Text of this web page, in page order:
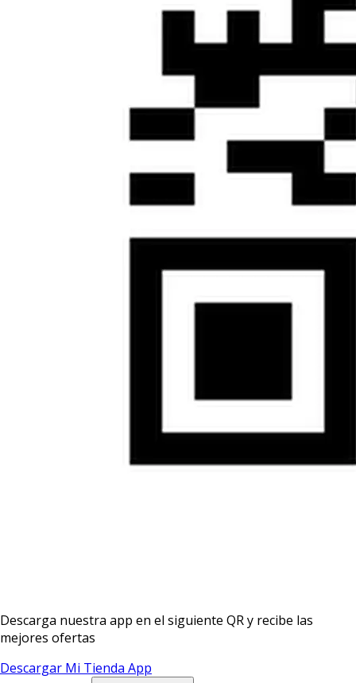
Descarga nuestra app en el siguiente QR y recibe las
mejores ofertas
Descargar Mi Tienda App